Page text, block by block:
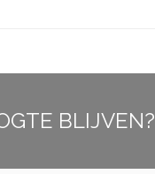
BLIJVEN?